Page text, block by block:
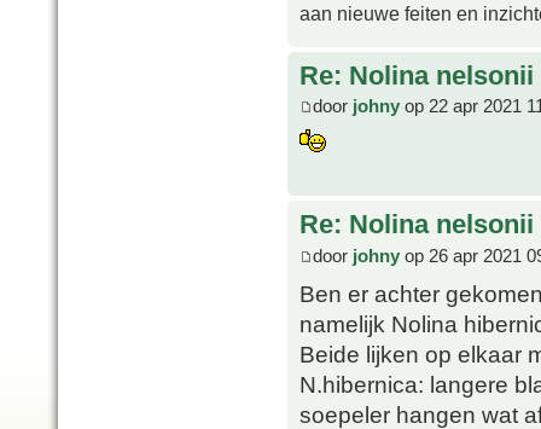
aan nieuwe feiten en
Re: Nolina nelsonii
door johny op 22 apr 2021
Re: Nolina nelsonii
door johny op 26 apr 2021
Ben er achter
namelijk Nolina
Beide lijken op elkaar
N.hibernica: langere
soepeler hangen wat